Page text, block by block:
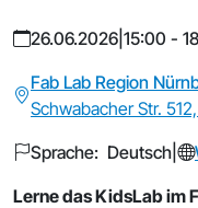
26.06.2026 15:00 -
Fab Lab Region
Schwabacher Str.
Sprache: Deutsch
Lerne das KidsLab im